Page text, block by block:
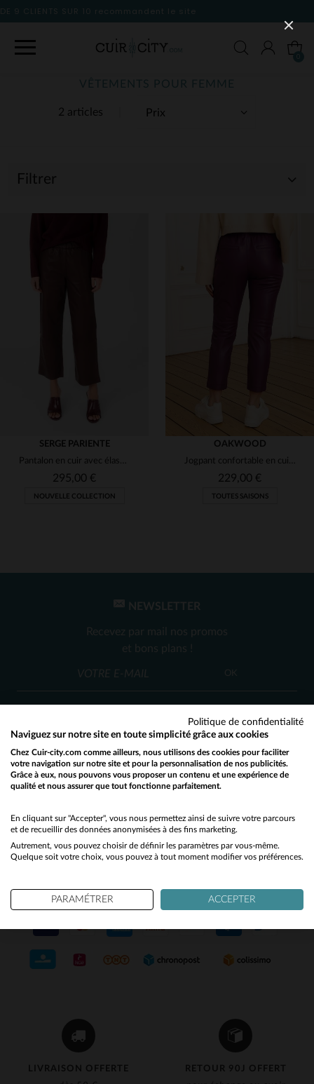
le site
2 articles
VÊTEMENTS POUR FEMME
Filtrer
TAILLES DISPONIBLES
M L
SERGE PARIENTE
Pantalon en cuir avec élastique à taille fin et léger
295,00 €
NOUVELLE COLLECTION
TAILLES DISPONIBLES
OAKWOOD
Jogpant confortable en cuir couleur prune
229,00 €
TOUTES SAISONS
LIVRAISON OFFERTE
RETOUR 90J OFFERT
NEWSLETTER
Recevez par mail nos promos
et bons plans !
OK
SERVICE CLIENT
Nos conseillers sont à votre écoute
du lundi au vendredi de 10h à 12h30
et de 13h30 à 18h.
NOS PARTENAIRES DE CONFIANCE
Would you like to be redirected to our English site?
No
Yes
Politique de confidentialité
Naviguez sur notre site en toute simplicité grâce aux cookies
Chez Cuir-city.com comme ailleurs, nous utilisons des cookies pour faciliter
votre navigation sur notre site et pour la personnalisation de nos publicités.
Grâce à eux, nous pouvons vous proposer un contenu et une expérience de
qualité et nous assurer que tout fonctionne parfaitement.
En cliquant sur "Accepter", vous nous permettez ainsi de suivre votre parcours
et de recueillir des données anonymisées à des fins marketing.
Autrement, vous pouvez choisir de définir les paramètres par vous-même.
Quelque soit votre choix, vous pouvez à tout moment modifier vos préférences.
PARAMÉTRER ACCEPTER